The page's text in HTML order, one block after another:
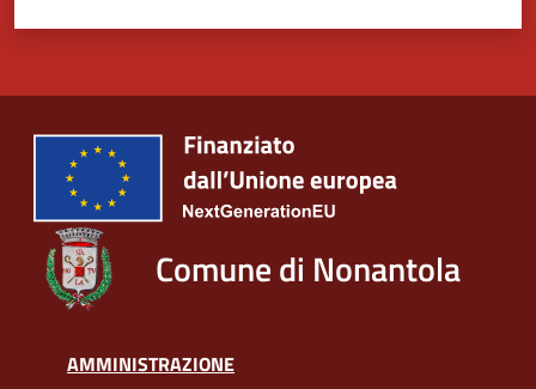
Comune di Nonantola
AMMINISTRAZIONE